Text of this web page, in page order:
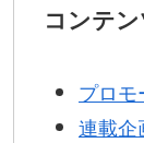
コンテ
プロモ
連載企